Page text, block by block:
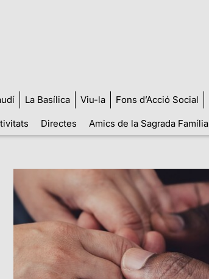
La Basílica Viu-la Fons d’Acció Social
Directes Amics de la Sagrada Família